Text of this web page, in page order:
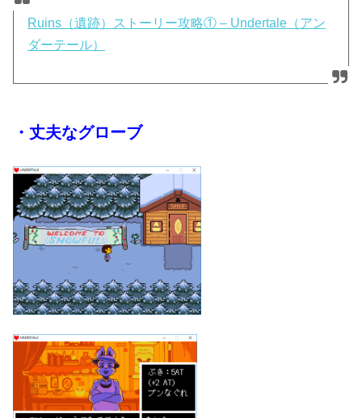
Ruins（遺跡）ストーリー攻略① – Undertale（アン
ダーテール）
・丈夫なグローブ